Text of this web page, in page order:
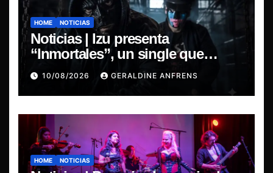
HOME NOTICIAS
Noticias | Izu presenta
“Inmortales”, un single que
marca su esperado regreso.
10/08/2026 GERALDINE ANFRENS
HOME NOTICIAS